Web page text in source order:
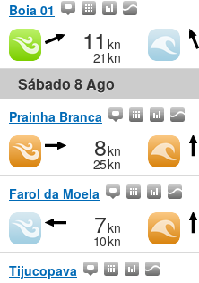
Boia 01
11 kn
21 kn
Sábado 8 Ago
Prainha Branca
8kn
25kn
Farol da Moela
7kn
10kn
Tijucopava